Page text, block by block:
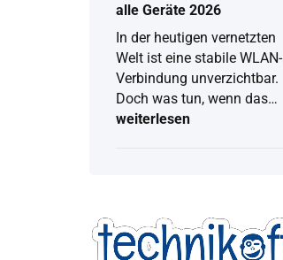
alle Geräte 2026
In der heutigen vernetzten
Welt ist eine stabile WLAN-
Verbindung unverzichtbar.
Doch was tun, wenn das…
WLAN
Geräte
2026
weiterlesen